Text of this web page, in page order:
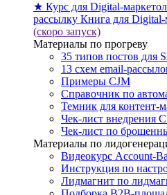
★ Курс для Digital-
рассылку Книга для Digital-
(скоро запуск)
Материалы по прогреву
35 типов постов для
13 схем email-
Примеры CJM
Справочник по
Темник для контент-
Чек-лист внедрения
Чек-лист по
Материалы по
Видеокурс Account-
Инструкция по
Лидмагнит по